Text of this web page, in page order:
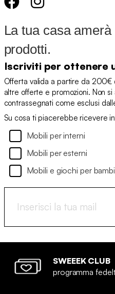
La tua casa
prodotti.
Iscriviti per ottenere
Offerta valida a partire da 200€
altre offerte e promozioni. Non
contrassegnati come esclusi
Su cosa ti piacerebbe ricevere
Mobili per interni
Mobili per esterni
Mobili e giochi per
SWEEEK CLUB
programma